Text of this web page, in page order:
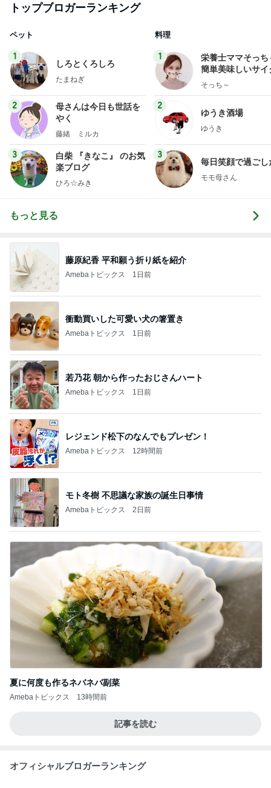
トップブロガーランキング
ペット
1
しろとくろしろ
たまねぎ
2
母さんは今日も世話を
やく
藤緒 ミルカ
3
白柴 『きなこ』 のお気
楽ブログ
ひろ☆みき
料理
1
栄養士ママそっち
簡単美味しいサイ
献立
そっち～
2
ゆうき酒場
ゆうき
3
毎日笑顔で過ごし
モモ母さん
もっと見る
藤原紀香 平和願う折り紙を紹介
Amebaトピックス 1日前
衝動買いした可愛い犬の箸置き
Amebaトピックス 1日前
若乃花 朝から作ったおじさんハート
Amebaトピックス 1日前
レジェンド松下のなんでもプレゼン！
Amebaトピックス 12時間前
モト冬樹 不思議な家族の誕生日事情
Amebaトピックス 2日前
夏に何度も作るネバネバ副菜
Amebaトピックス 13時間前
記事を読む
オフィシャルブロガーランキング